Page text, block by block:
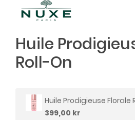
Huile
Roll-On
Huile Prodigieuse Florale
399,00 kr